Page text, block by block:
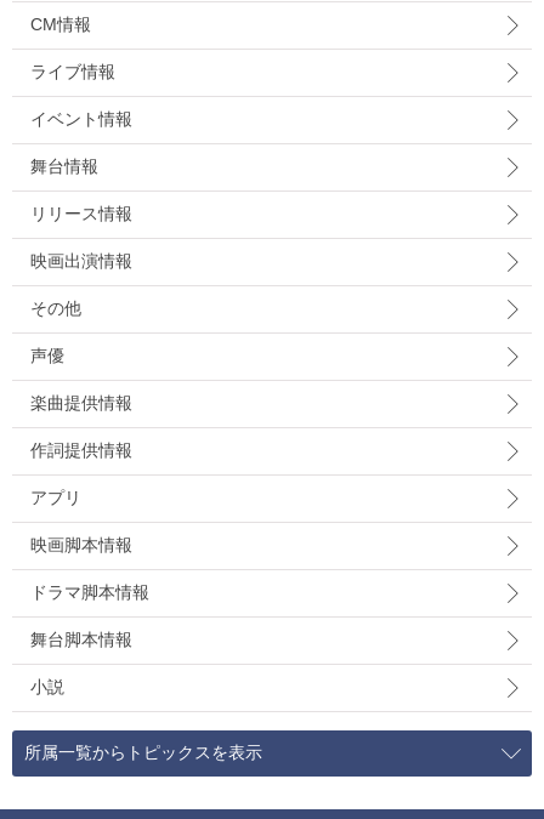
CM情報
ライブ情報
イベント情報
舞台情報
リリース情報
映画出演情報
その他
声優
楽曲提供情報
作詞提供情報
アプリ
映画脚本情報
ドラマ脚本情報
舞台脚本情報
小説
所属一覧からトピックスを表示